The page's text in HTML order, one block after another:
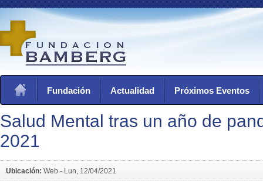
Fundación Actualidad Próximos Eventos
Salud Mental tras un año de
2021
Ubicación: Web - Lun, 12/04/2021